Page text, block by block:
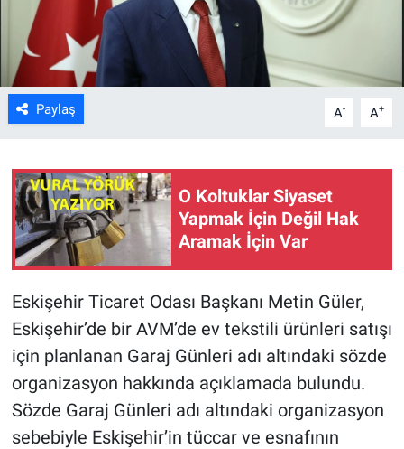
Paylaş A- A+
O Koltuklar Siyaset
Yapmak İçin Değil Hak
Aramak İçin Var
Eskişehir Ticaret Odası Başkanı Metin Güler,
Eskişehir’de bir AVM’de ev tekstili ürünleri satışı
için planlanan Garaj Günleri adı altındaki sözde
organizasyon hakkında açıklamada bulundu.
Sözde Garaj Günleri adı altındaki organizasyon
sebebiyle Eskişehir’in tüccar ve esnafının